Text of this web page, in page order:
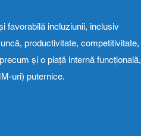
favorabilă incluziunii, inclusiv
productivitate, competitivitate,
și o piață internă funcțională,
uri) puternice.